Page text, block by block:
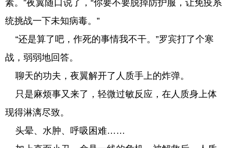
素。”夜翼随口说了，“你要不要脱掉防护服，让免疫系
统挑战一下未知病毒。”
“还是算了吧，作死的事情我不干。”罗宾打了个寒
战，弱弱地回答。
聊天的功夫，夜翼解开了人质手上的炸弹。
只是麻烦事又来了，轻微过敏反应，在人质身上体
现得淋漓尽致。
头晕、水肿、呼吸困难……